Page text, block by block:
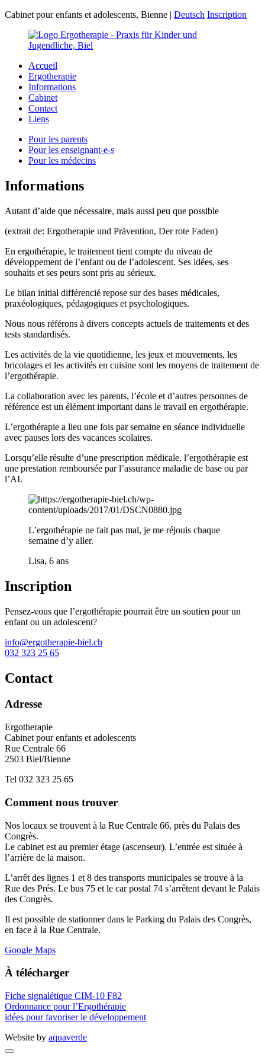
Cabinet pour enfants et adolescents, Bienne | Deutsch Inscription
Accueil
Ergotherapie
Informations
Cabinet
Contact
Liens
Pour les parents
Pour les enseignant-e-s
Pour les médecins
Informations
Autant d’aide que nécessaire, mais aussi peu que possible
(extrait de: Ergotherapie und Prävention, Der rote Faden)
En ergothérapie, le traitement tient compte du niveau de
développement de l’enfant ou de l’adolescent. Ses idées, ses
souhaits et ses peurs sont pris au sérieux.
Le bilan initial différencié repose sur des bases médicales,
praxéologiques, pédagogiques et psychologiques.
Nous nous référons à divers concepts actuels de traitements et des
tests standardisés.
Les activités de la vie quotidienne, les jeux et mouvements, les
bricolages et les activités en cuisine sont les moyens de traitement de
l’ergothérapie.
La collaboration avec les parents, l’école et d’autres personnes de
référence est un élément important dans le travail en ergothérapie.
L’ergothérapie a lieu une fois par semaine en séance individuelle
avec pauses lors des vacances scolaires.
Lorsqu’elle résulte d’une prescription médicale, l’ergothérapie est
une prestation remboursée par l’assurance maladie de base ou par
l’AI.
L’ergothérapie ne fait pas mal, je me réjouis chaque
semaine d’y aller.
Lisa, 6 ans
Inscription
Pensez-vous que l’ergothérapie pourrait être un soutien pour un
enfant ou un adolescent?
info@ergotherapie-biel.ch
032 323 25 65
Contact
Adresse
Ergotherapie
Cabinet pour enfants et adolescents
Rue Centrale 66
2503 Biel/Bienne
Tel 032 323 25 65
Comment nous trouver
Nos locaux se trouvent à la Rue Centrale 66, près du Palais des
Congrès.
Le cabinet est au premier étage (ascenseur). L’entrée est située à
l’arrière de la maison.
L’arrêt des lignes 1 et 8 des transports municipales se trouve à la
Rue des Prés. Le bus 75 et le car postal 74 s’arrêtent devant le Palais
des Congrès.
Il est possible de stationner dans le Parking du Palais des Congrès,
en face à la Rue Centrale.
Google Maps
À télécharger
Fiche signalétique CIM-10 F82
Ordonnance pour l’Ergothérapie
idées pour favoriser le développement
Website by aquaverde